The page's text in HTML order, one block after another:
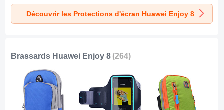
Enjoy 8 Noir
Enjoy 8 Blanc
Découvrir les Protections d'écran Huawei Enjoy 8
Brassards Huawei Enjoy 8 (264)